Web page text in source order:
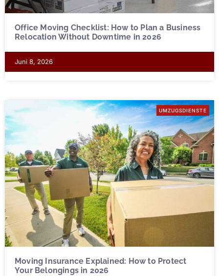
Office Moving Checklist: How to Plan a Business
Relocation Without Downtime in 2026
Juni 8, 2026
UMZUGSDIENSTE
Moving Insurance Explained: How to Protect
Your Belongings in 2026